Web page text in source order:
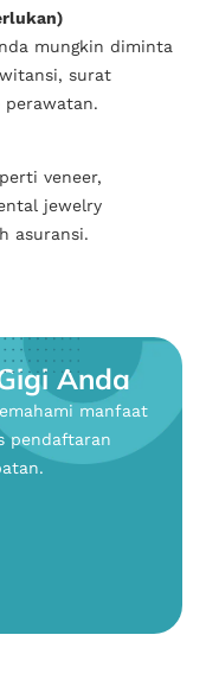
mungkin diminta
surat
perawatan.
veneer,
jewelry
asuransi.
Anda
manfaat
pendaftaran